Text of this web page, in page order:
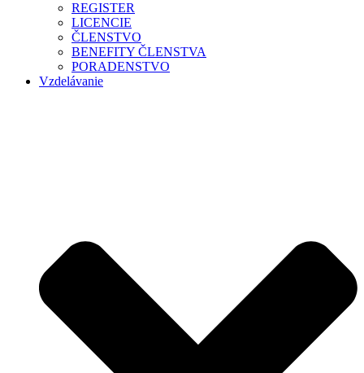
REGISTER
LICENCIE
ČLENSTVO
BENEFITY ČLENSTVA
PORADENSTVO
Vzdelávanie